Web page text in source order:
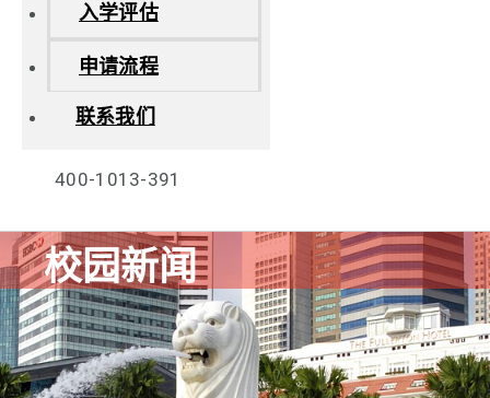
入学评估
申请流程
联系我们
400-1013-391
校园新闻